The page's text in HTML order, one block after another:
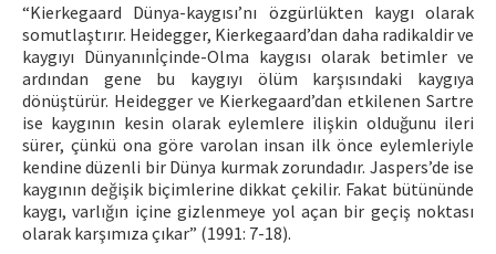
“Kierkegaard Dünya-kaygısı’nı özgürlükten kaygı olarak
somutlaştırır. Heidegger, Kierkegaard’dan daha radikaldir ve
kaygıyı Dünyanınİçinde-Olma kaygısı olarak betimler ve
ardından gene bu kaygıyı ölüm karşısındaki kaygıya
dönüştürür. Heidegger ve Kierkegaard’dan etkilenen Sartre
ise kaygının kesin olarak eylemlere ilişkin olduğunu ileri
sürer, çünkü ona göre varolan insan ilk önce eylemleriyle
kendine düzenli bir Dünya kurmak zorundadır. Jaspers’de ise
kaygının değişik biçimlerine dikkat çekilir. Fakat bütününde
kaygı, varlığın içine gizlenmeye yol açan bir geçiş noktası
olarak karşımıza çıkar” (1991: 7-18).